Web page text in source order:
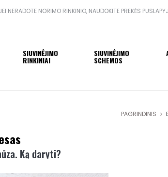
NERADOTE NORIMO RINKINIO, NAUDOKITE PREKĖS
SIUVINĖJIMO
RINKINIAI
SIUVINĖJIMO
SCHEMOS
PAGRINDINIS
Ką daryti?